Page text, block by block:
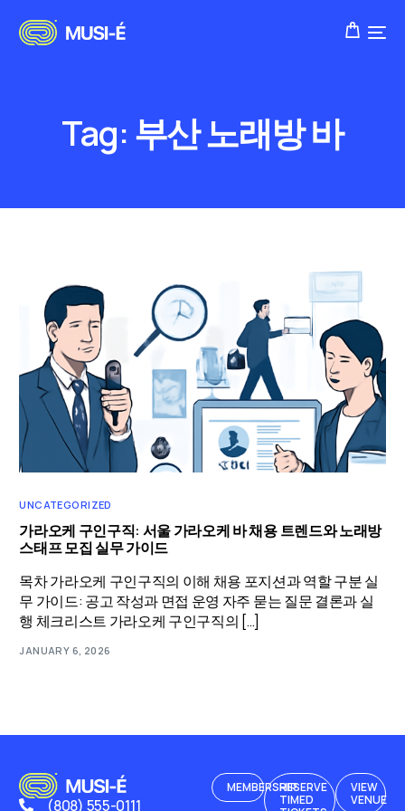
Tag:부산 노래방 바
UNCATEGORIZED
가라오케 구인구직: 서울 가라오케 바 채용 트렌드와 노래방
스태프 모집 실무 가이드
목차 가라오케 구인구직의 이해 채용 포지션과 역할 구분 실
무 가이드: 공고 작성과 면접 운영 자주 묻는 질문 결론과 실
행 체크리스트 가라오케 구인구직의 […]
JANUARY 6, 2026
(808) 555-0111
MEMBERSHIPRESERVE
TIMED
VIEW
VENUE